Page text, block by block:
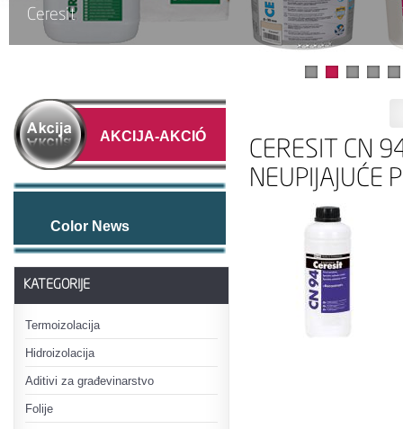
Ceresit
AKCIJA-AKCIÓ
Color News
KATEGORIJE
Termoizolacija
Hidroizolacija
Aditivi za građevinarstvo
Folije
CERESIT CN
NEUPIJAJUĆE